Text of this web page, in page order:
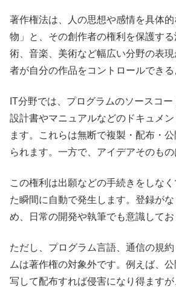
著作権法は、人の思想や感情を具体
物」と、その創作者の権利を保護す
術、音楽、美術など幅広い分野の表
者が自分の作品をコントロールできる
IT分野では、プログラムのソースコー
設計書やマニュアルなどのドキュメ
ます。これらは無断で複製・配布・
られます。一方で、アイデアそのもの
この権利は出願などの手続きをしな
た瞬間に自動で発生します。登録が
め、日常の開発や執筆でも意識してお
ただし、プログラム言語、通信の規
ムは著作権の対象外です。例えば、
写して配布すれば侵害になり得ます